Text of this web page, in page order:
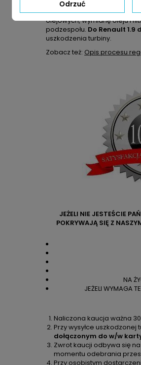
Regenerowana
układu doładowania bez
olejowych, wymianę oleju i
podzespołu. Do Renault 1.9
uszkodzenia turbiny.
Zobacz też: Opis procesu
JEŻELI NIE JESTEŚCIE
POKRYWAJĄ SIĘ Z
NA
JEŻELI WYMAGA
Naliczona kaucja ważna
Przy wysyłce
dołączonym do w/w
Zwrot kaucji odbywa się
momentu odebrania
Przy osobistym
Odrzuć